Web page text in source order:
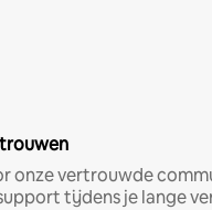
onze vertrouwde
tijdens je lange